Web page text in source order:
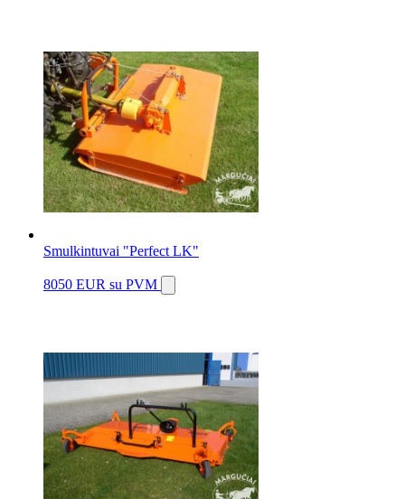
Smulkintuvai "Perfect LK"
8050 EUR su PVM